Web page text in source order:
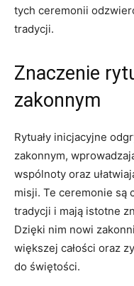
tych ceremonii⁣
tradycji.
Znaczenie
zakonnym
Rytuały inicjacyjne
zakonnym,
wspólnoty oraz
misji. Te ceremonie są
tradycji i mają istotne
Dzięki nim nowi
większej całości oraz
do świętości.